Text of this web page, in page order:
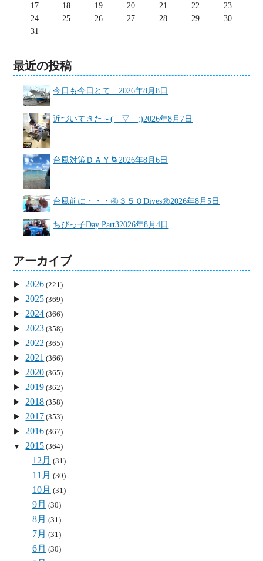
17
18 19 20 21 22
23
24
25 26 27 28 29
30
31
最近の投稿
今日も今日とて… 2026年8月8日
近づいてきた～(￣▽￣;)2026年8月7日
台風対策ＤＡＹ🌀 2026年8月6日
台風前に・・・㊗３５０Dives㊗2026年8月5日
ちびっ子Day Part32026年8月4日
アーカイブ
2026 (221)
2025 (369)
2024 (366)
2023 (358)
2022 (365)
2021 (366)
2020 (365)
2019 (362)
2018 (358)
2017 (353)
2016 (367)
2015 (364)
12月 (31)
11月 (30)
10月 (31)
9月 (30)
8月 (31)
7月 (31)
6月 (30)